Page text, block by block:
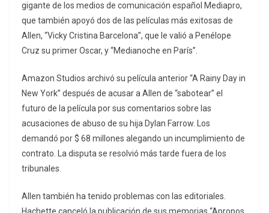
gigante de los medios de comunicación español Mediapro,
que también apoyó dos de las películas más exitosas de
Allen, “Vicky Cristina Barcelona”, que le valió a Penélope
Cruz su primer Oscar, y “Medianoche en París”.
Amazon Studios archivó su película anterior “A Rainy Day in
New York” después de acusar a Allen de “sabotear” el
futuro de la película por sus comentarios sobre las
acusaciones de abuso de su hija Dylan Farrow. Los
demandó por $ 68 millones alegando un incumplimiento de
contrato. La disputa se resolvió más tarde fuera de los
tribunales.
Allen también ha tenido problemas con las editoriales.